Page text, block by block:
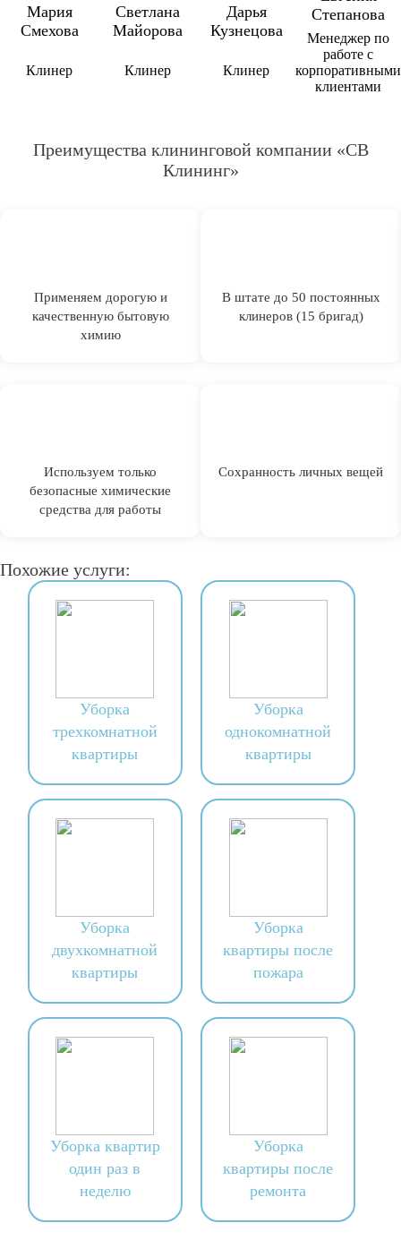
Мария
Смехова
Клинер
Светлана
Майорова
Клинер
Дарья
Кузнецова
Клинер
Степанова
Менеджер по
работе с
корпоративными
клиентами
Преимущества клининговой компании «СВ
Клининг»
Применяем дорогую и
качественную бытовую
химию
В штате до 50 постоянных
клинеров (15 бригад)
Используем только
безопасные химические
средства для работы
Сохранность личных вещей
Похожие услуги:
Уборка
трехкомнатной
квартиры
Уборка
однокомнатной
квартиры
Уборка
двухкомнатной
квартиры
Уборка
квартиры после
пожара
Уборка квартир
один раз в
неделю
Уборка
квартиры после
ремонта